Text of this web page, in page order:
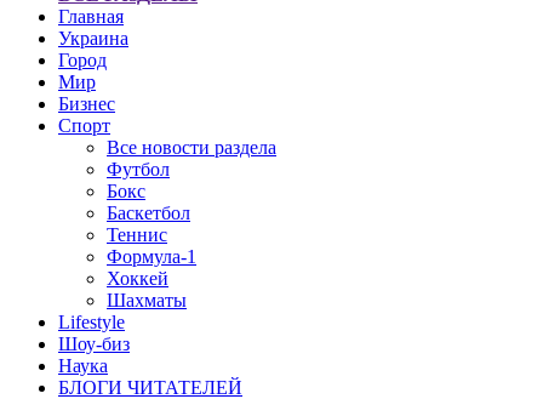
Главная
Украина
Город
Мир
Бизнес
Спорт
Все новости раздела
Футбол
Бокс
Баскетбол
Теннис
Формула-1
Хоккей
Шахматы
Lifestyle
Шоу-биз
Наука
БЛОГИ ЧИТАТЕЛЕЙ